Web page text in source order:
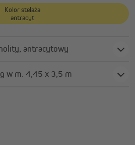
Kolor stelaża
antracyt
jednolity, antracytowy
Szerokość x wysięg w m: 4,45 x 3,5 m